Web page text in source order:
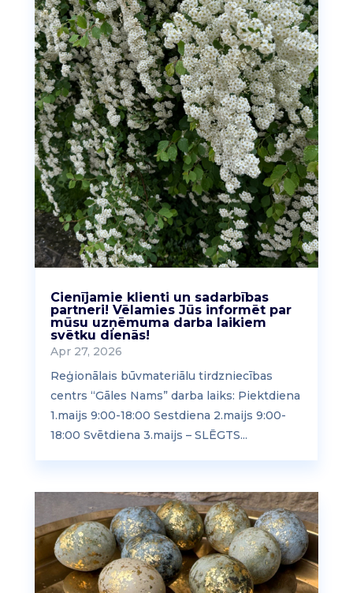
Cienījamie klienti un sadarbības
partneri! Vēlamies Jūs informēt par
mūsu uzņēmuma darba laikiem
svētku dienās!
Apr 27, 2026
Reģionālais būvmateriālu tirdzniecības
centrs “Gāles Nams” darba laiks: Piektdiena
1.maijs 9:00-18:00 Sestdiena 2.maijs 9:00-
18:00 Svētdiena 3.maijs – SLĒGTS...